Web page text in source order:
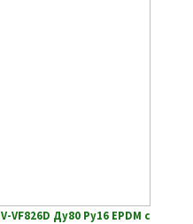
VF826D Ду80 Ру16 EPDM с